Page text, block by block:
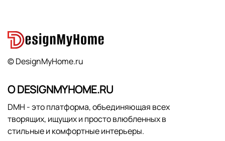
© DesignMyHome.ru
О DESIGNMYHOME.RU
DMH - это платформа, объединяющая всех
творящих, ищущих и просто влюбленных в
стильные и комфортные интерьеры.